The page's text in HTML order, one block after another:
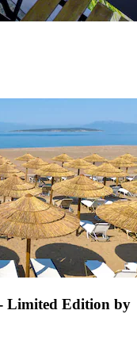
Limited Edition by